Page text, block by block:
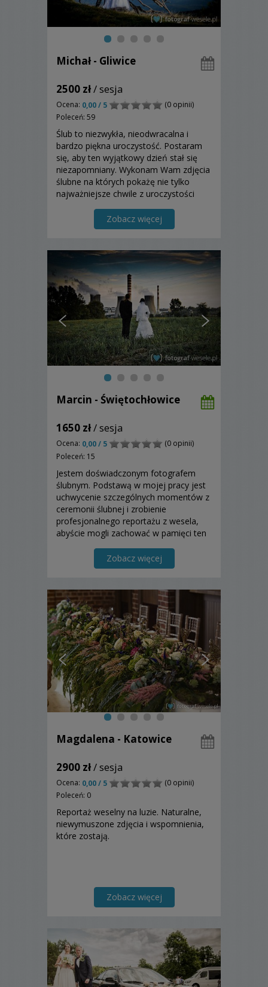
Michał - Gliwice
2500 zł/ sesja
Ocena: 0,00 / 5
(0 opinii)
Poleceń: 59
Ślub to niezwykła, nieodwracalna i
bardzo piękna uroczystość. Postaram
się, aby ten wyjątkowy dzień stał się
niezapomniany. Wykonam Wam zdjęcia
ślubne na których pokażę nie tylko
najważniejsze chwile z uroczystości
miłość, szczęście… Zapraszam.
Zobacz więcej
Marcin - Świętochłowice
1650 zł/ sesja
Ocena: 0,00 / 5
(0 opinii)
Poleceń: 15
Jestem doświadczonym fotografem
ślubnym. Podstawą w mojej pracy jest
uchwycenie szczególnych momentów z
ceremonii ślubnej i zrobienie
profesjonalnego reportażu z wesela,
abyście mogli zachować w pamięci ten
-- Promocyjna cena 2017 ------
szczegóły w opisie.
Zobacz więcej
Magdalena - Katowice
2900 zł/ sesja
Ocena: 0,00 / 5
(0 opinii)
Poleceń: 0
Reportaż weselny na luzie. Naturalne,
niewymuszone zdjęcia i wspomnienia,
które zostają.
Zobacz więcej